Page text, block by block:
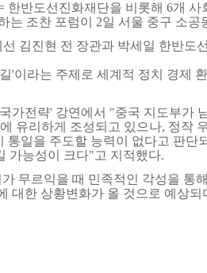
한반도선진화재단을 비롯해 6개
는 조찬 포럼이 2일 서울 중구 소
김진현 전 장관과 박세일 한반도
'이라는 주제로 세계적 정치 경제
가전략' 강연에서 "중국 지도부가
유리하게 조성되고 있으나, 정작
일을 주도할 능력이 없다고 판단
가능성이 크다"고 지적했다.
무르익을 때 민족적인 각성을 통
대한 상황변화가 올 것으로 예상